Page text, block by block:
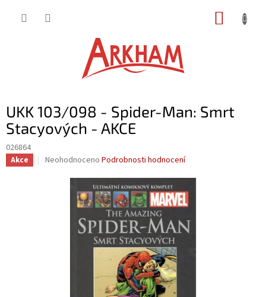
UKK 103/098 - Spider-Man: Smrt
Stacyových - AKCE
026864
Akce
Průměrné
produktu
Neohodnoceno Podrobnosti hodnocení